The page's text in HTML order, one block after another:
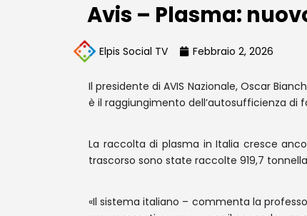
Avis – Plasma:
Elpis Social TV Febbraio 2, 2026
Il presidente di AVIS Nazionale, Oscar
è il raggiungimento dell’autosufficienza
La raccolta di plasma in Italia cresce
trascorso sono state raccolte 919,7
«Il sistema italiano – commenta la